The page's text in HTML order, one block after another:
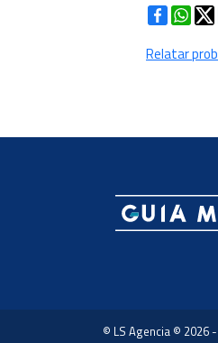
Relatar
© LS Agencia © 2026